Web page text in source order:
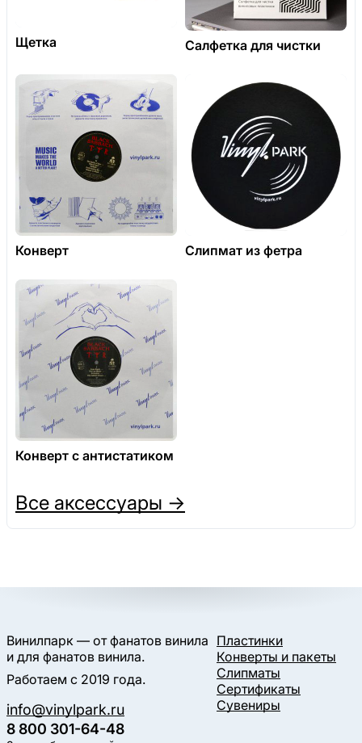
Щетка Салфетка для чистки
Конверт Слипмат из фетра
Конверт с антистатиком
Все аксессуары →
Винилпарк — от фанатов винила
и для фанатов винила.
Работаем с 2019 года.
info@vinylpark.ru
8 800 301-64-48
Пластинки
Конверты и пакеты
Слипматы
Сертификаты
Сувениры